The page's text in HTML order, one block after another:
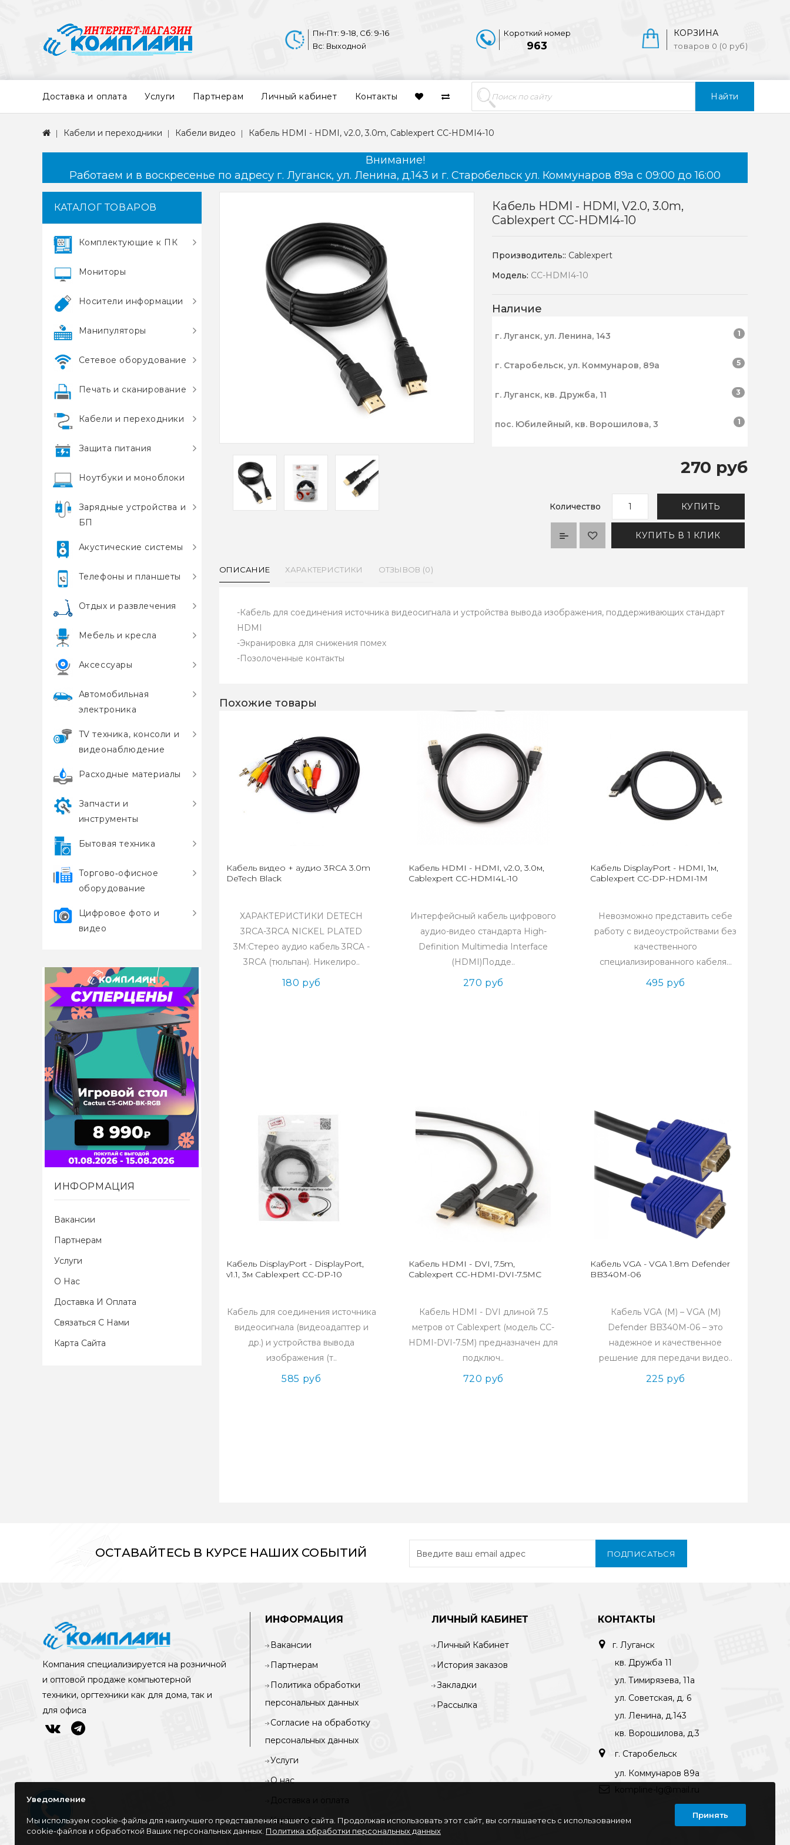
Найти
КОРЗИНА
товаров 0 (0 руб)
Короткий номер
963
Пн-Пт: 9-18, Сб: 9-16
Вс: Выходной
Доставка и оплата Услуги Партнерам Личный кабинет Контакты
Кабели и переходники Кабели видео Кабель HDMI - HDMI, v2.0, 3.0m, Cablexpert CC-HDMI4-10
Внимание!
Работаем и в воскресенье по адресу г. Луганск, ул. Ленина, д.143 и г. Старобельск ул. Коммунаров 89а с 09:00 до 16:00
КАТАЛОГ ТОВАРОВ
Комплектующие к ПК
Мониторы
Носители информации
Манипуляторы
Сетевое оборудование
Печать и сканирование
Кабели и переходники
Защита питания
Ноутбуки и моноблоки
Зарядные устройства и
БП
Акустические системы
Телефоны и планшеты
Отдых и развлечения
Мебель и кресла
Аксессуары
Автомобильная
электроника
TV техника, консоли и
видеонаблюдение
Расходные материалы
Запчасти и
инструменты
Бытовая техника
Торгово‑офисное
оборудование
Цифровое фото и
видео
ИНФОРМАЦИЯ
Вакансии
Партнерам
Услуги
О Нас
Доставка И Оплата
Связаться С Нами
Карта Сайта
Кабель HDMI - HDMI, V2.0, 3.0m,
Cablexpert CC-HDMI4-10
Производитель:: Cablexpert
Модель: CC-HDMI4-10
Наличие
г. Луганск, ул. Ленина, 143 1
г. Старобельск, ул. Коммунаров, 89а 5
г. Луганск, кв. Дружба, 11 3
пос. Юбилейный, кв. Ворошилова, 3 1
270 руб
Количество КУПИТЬ
КУПИТЬ В 1 КЛИК
ОПИСАНИЕ ХАРАКТЕРИСТИКИ ОТЗЫВОВ (0)
-Кабель для соединения источника видеосигнала и устройства вывода изображения, поддерживающих стандарт
HDMI
-Экранировка для снижения помех
-Позолоченные контакты
Похожие товары
Кабель видео + аудио 3RCA 3.0m
DeTech Black
ХАРАКТЕРИСТИКИ DETECH
3RCA-3RCA NICKEL PLATED
3М:Стерео аудио кабель 3RCA -
3RCA (тюльпан). Никелиро..
180 руб
Кабель HDMI - HDMI, v2.0, 3.0м,
Cablexpert CC-HDMI4L-10
Интерфейсный кабель цифрового
аудио-видео стандарта High-
Definition Multimedia Interface
(HDMI)Подде..
270 руб
Кабель DisplayPort - HDMI, 1м,
Cablexpert CC-DP-HDMI-1M
Невозможно представить себе
работу с видеоустройствами без
качественного
специализированного кабеля...
495 руб
Кабель DisplayPort - DisplayPort,
v1.1, 3м Cablexpert CC-DP-10
Кабель для соединения источника
видеосигнала (видеоадаптер и
др.) и устройства вывода
изображения (т..
585 руб
Кабель HDMI - DVI, 7.5m,
Cablexpert CC-HDMI-DVI-7.5MC
Кабель HDMI - DVI длиной 7.5
метров от Cablexpert (модель CC-
HDMI-DVI-7.5M) предназначен для
подключ..
720 руб
Кабель VGA - VGA 1.8m Defender
BB340M-06
Кабель VGA (M) – VGA (M)
Defender BB340M-06 – это
надежное и качественное
решение для передачи видео..
225 руб
ОСТАВАЙТЕСЬ В КУРСЕ НАШИХ СОБЫТИЙ ПОДПИСАТЬСЯ
Компания специализируется на розничной
и оптовой продаже компьютерной
техники, оргтехники как для дома, так и
для офиса
ИНФОРМАЦИЯ
Вакансии
Партнерам
Политика обработки
персональных данных
Согласие на обработку
персональных данных
Услуги
О нас
Доставка и оплата
Карта сайта
ЛИЧНЫЙ КАБИНЕТ
Личный Кабинет
История заказов
Закладки
Рассылка
КОНТАКТЫ
г. Луганск
кв. Дружба 11
ул. Тимирязева, 11а
ул. Советская, д. 6
ул. Ленина, д.143
кв. Ворошилова, д.3
г. Старобельск
ул. Коммунаров 89а
kompline-lg@mail.ru
Уведомление
Мы используем cookie-файлы для наилучшего представления нашего сайта. Продолжая использовать этот сайт, вы соглашаетесь с использованием
cookie-файлов и обработкой Ваших персональных данных. Политика обработки персональных данных
Принять